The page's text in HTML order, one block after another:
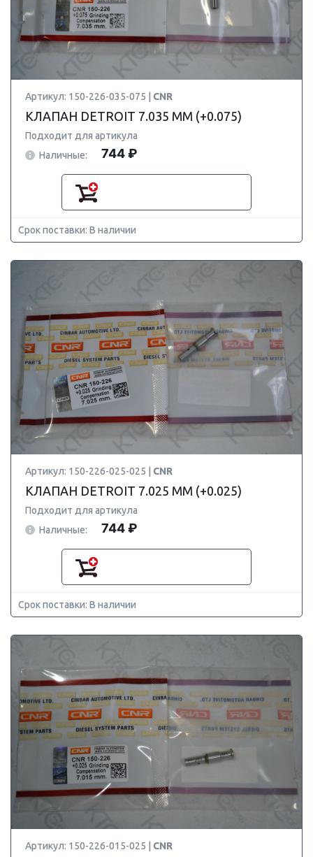
Артикул: 150-226-035-075 | CNR
КЛАПАН DETROIT 7.035 ММ (+0.075)
Подходит для артикула
Наличные:
744 ₽
Срок поставки: В наличии
Артикул: 150-226-025-025 | CNR
КЛАПАН DETROIT 7.025 ММ (+0.025)
Подходит для артикула
Наличные:
744 ₽
Срок поставки: В наличии
Артикул: 150-226-015-025 | CNR